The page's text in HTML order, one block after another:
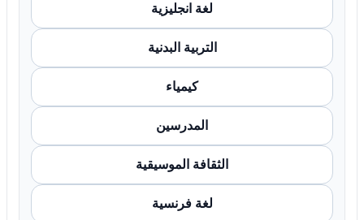
لغة انجليزية
التربية البدنية
كيمياء
المدرسين
الثقافة الموسيقية
لغة فرنسية